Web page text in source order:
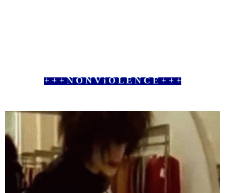
+ + + N O N V i O L E N C E + + +